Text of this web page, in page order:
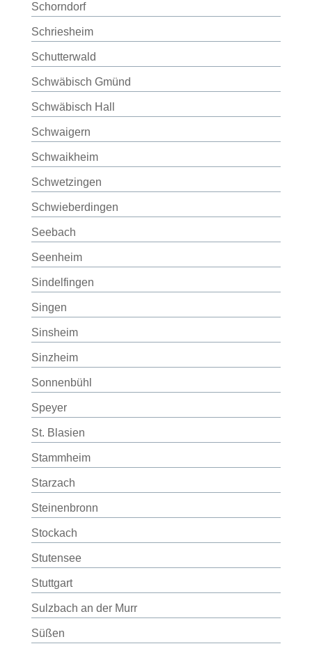
Schorndorf
Schriesheim
Schutterwald
Schwäbisch Gmünd
Schwäbisch Hall
Schwaigern
Schwaikheim
Schwetzingen
Schwieberdingen
Seebach
Seenheim
Sindelfingen
Singen
Sinsheim
Sinzheim
Sonnenbühl
Speyer
St. Blasien
Stammheim
Starzach
Steinenbronn
Stockach
Stutensee
Stuttgart
Sulzbach an der Murr
Süßen